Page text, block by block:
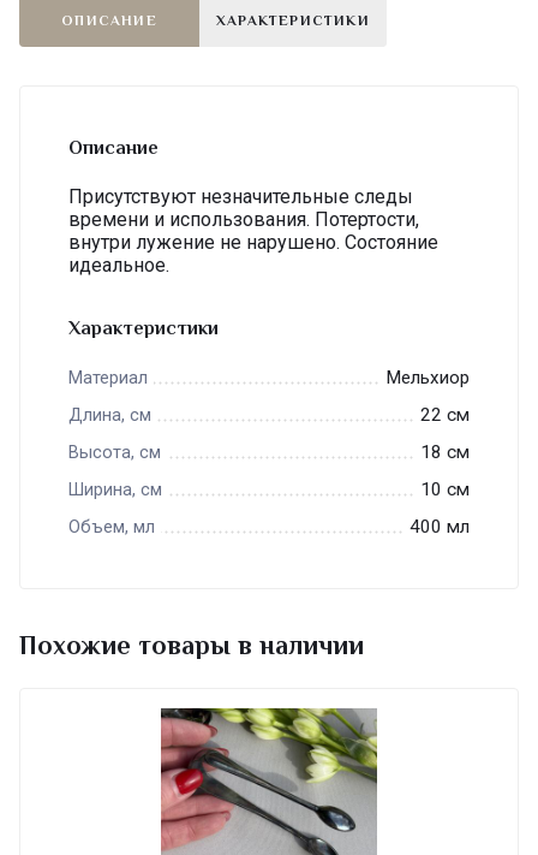
ОПИСАНИЕ ХАРАКТЕРИСТИКИ
Описание
Присутствуют незначительные следы
времени и использования. Потертости,
внутри лужение не нарушено. Состояние
идеальное.
Характеристики
Материал Мельхиор
Длина, см 22 см
Высота, см 18 см
Ширина, см 10 см
Объем, мл 400 мл
Похожие товары в наличии